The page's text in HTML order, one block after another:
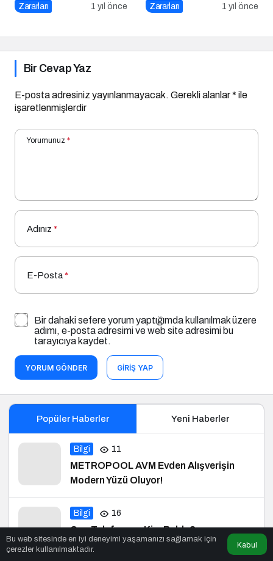
Zararları 1 yıl önce Zararları 1 yıl önce
Bir Cevap Yaz
E-posta adresiniz yayınlanmayacak. Gerekli alanlar* ile
işaretlenmişlerdir
Yorumunuz *
Adınız *
E-Posta*
Bir dahaki sefere yorum yaptığımda kullanılmak üzere
adımı, e-posta adresimi ve web site adresimi bu
tarayıcıya kaydet.
YORUM GÖNDER GIRIŞ YAP
Popüler Haberler Yeni Haberler
Bilgi 11
METROPOOL AVM Evden Alışverişin
Modern Yüzü Oluyor!
Bilgi 16
Cep Telefonunu Kim Buldu?
Bu web sitesinde en iyi deneyimi yaşamanızı sağlamak için
çerezler kullanılmaktadır.
Kabul